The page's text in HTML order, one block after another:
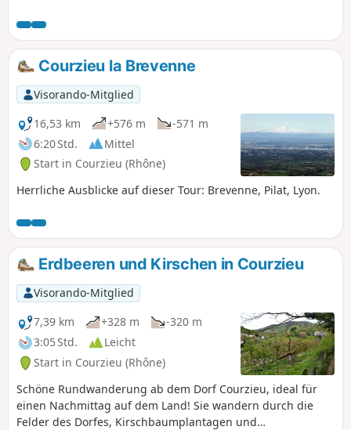
Courzieu la Brevenne
Visorando-Mitglied
16,53 km
+576 m
-571 m
6:20 Std.
Mittel
Start in Courzieu (Rhône)
Herrliche Ausblicke auf dieser Tour: Brevenne, Pilat, Lyon.
Erdbeeren und Kirschen in Courzieu
Visorando-Mitglied
7,39 km
+328 m
-320 m
3:05 Std.
Leicht
Start in Courzieu (Rhône)
Schöne Rundwanderung ab dem Dorf Courzieu, ideal für
einen Nachmittag auf dem Land! Sie wandern durch die
Felder des Dorfes, Kirschbaumplantagen und